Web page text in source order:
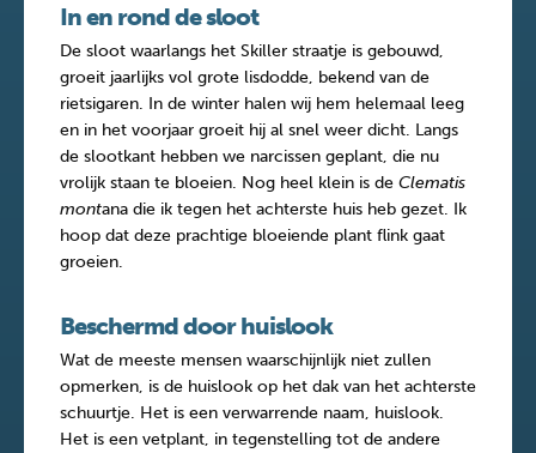
In en rond de sloot
De sloot waarlangs het Skiller straatje is gebouwd,
groeit jaarlijks vol grote lisdodde, bekend van de
rietsigaren. In de winter halen wij hem helemaal leeg
en in het voorjaar groeit hij al snel weer dicht. Langs
de slootkant hebben we narcissen geplant, die nu
vrolijk staan te bloeien. Nog heel klein is de Clematis
montana die ik tegen het achterste huis heb gezet. Ik
hoop dat deze prachtige bloeiende plant flink gaat
groeien.
Beschermd door huislook
Wat de meeste mensen waarschijnlijk niet zullen
opmerken, is de huislook op het dak van het achterste
schuurtje. Het is een verwarrende naam, huislook.
Het is een vetplant, in tegenstelling tot de andere